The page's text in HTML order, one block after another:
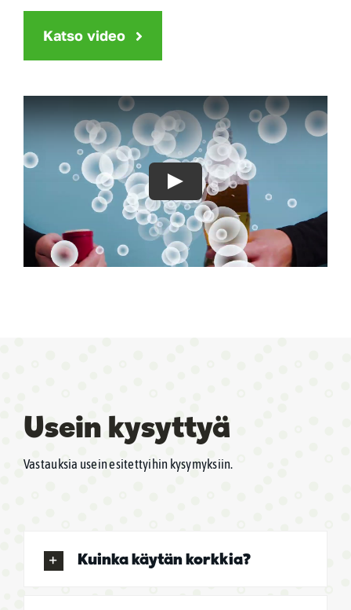
Katso video
Usein kysyttyä
Vastauksia usein esitettyihin kysymyksiin.
Kuinka käytän korkkia?